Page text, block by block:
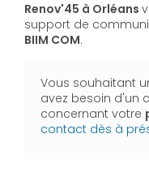
Renov'45 à Orléans
support de
BIIM COM.
Vous souhaitant
avez besoin d'un
concernant votre
contact dès à